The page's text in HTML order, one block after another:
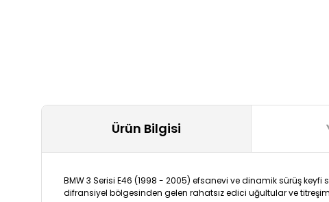
Ürün Bilgisi
BMW 3 Serisi E46 (1998 - 2005) efsanevi ve dinamik sürüş
difransiyel bölgesinden gelen rahatsız edici uğultular ve